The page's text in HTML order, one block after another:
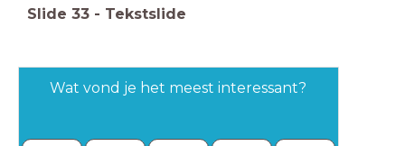
Slide 33 - Tekstslide
Wat vond je het meest interessant?